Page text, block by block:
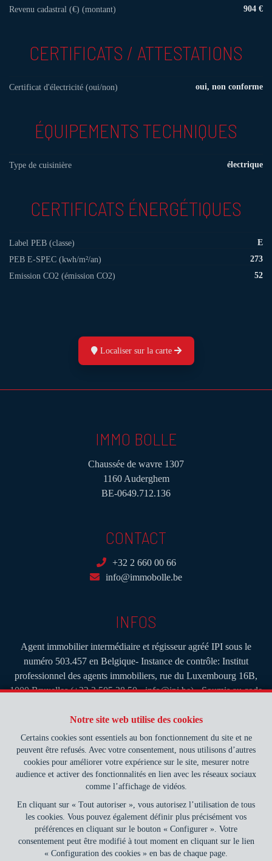
Revenu cadastral (€) (montant) 904 €
CERTIFICATS / ATTESTATIONS
Certificat d'électricité (oui/non) oui, non conforme
ÉQUIPEMENTS TECHNIQUES
Type de cuisinière électrique
CERTIFICATS ÉNERGÉTIQUES
Label PEB (classe)
E
PEB E-SPEC (kwh/m²/an)
273
Emission CO2 (émission CO2)
52
Localiser sur la carte
Notre site web utilise des cookies
Certains cookies sont essentiels au bon fonctionnement du site et ne
peuvent être refusés. Avec votre consentement, nous utilisons d’autres
cookies pour améliorer votre expérience sur le site, mesurer notre
audience et activer des fonctionnalités en lien avec les réseaux sociaux
comme l’affichage de vidéos.
En cliquant sur « Tout autoriser », vous autorisez l’utilisation de tous
les cookies. Vous pouvez également définir plus précisément vos
préférences en cliquant sur le bouton « Configurer ». Votre
consentement peut être modifié à tout moment en cliquant sur le lien
« Configuration des cookies » en bas de chaque page.
IMMO BOLLE
Chaussée de wavre 1307
1160 Auderghem
BE-0649.712.136
CONTACT
+32 2 660 00 66
info@immobolle.be
INFOS
Agent immobilier intermédiaire et régisseur agréé IPI sous le
numéro 503.457 en Belgique- Instance de contrôle: Institut
professionnel des agents immobiliers, rue du Luxembourg 16B,
1000 Bruxelles (+32 2 505 38 50 - info@ipi.be) - Soumis aucode
RC professionnelle et cautionnement via AXA Belgium SA, Place
du Trône 1, 1000 Bruxelles – police n° 730.390.160. Couverture
valable pour les activités réalisées en Belgique
Notre efficacité, votre sérénité.
Conditions générales d'utilisation du site
Charte de la protection de la vie privée
Configuration des cookies